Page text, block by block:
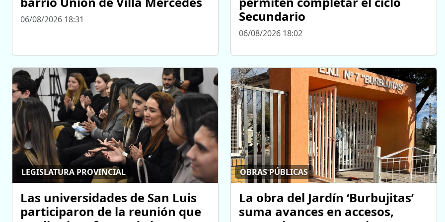
06/08/2026 18:31
Secundario
06/08/2026 18:02
LEGISLATURA PROVINCIAL
Las universidades de San Luis
participaron de la reunión que
OBRAS PÚBLICAS
La obra del Jardín ‘Burbujitas’
suma avances en accesos,